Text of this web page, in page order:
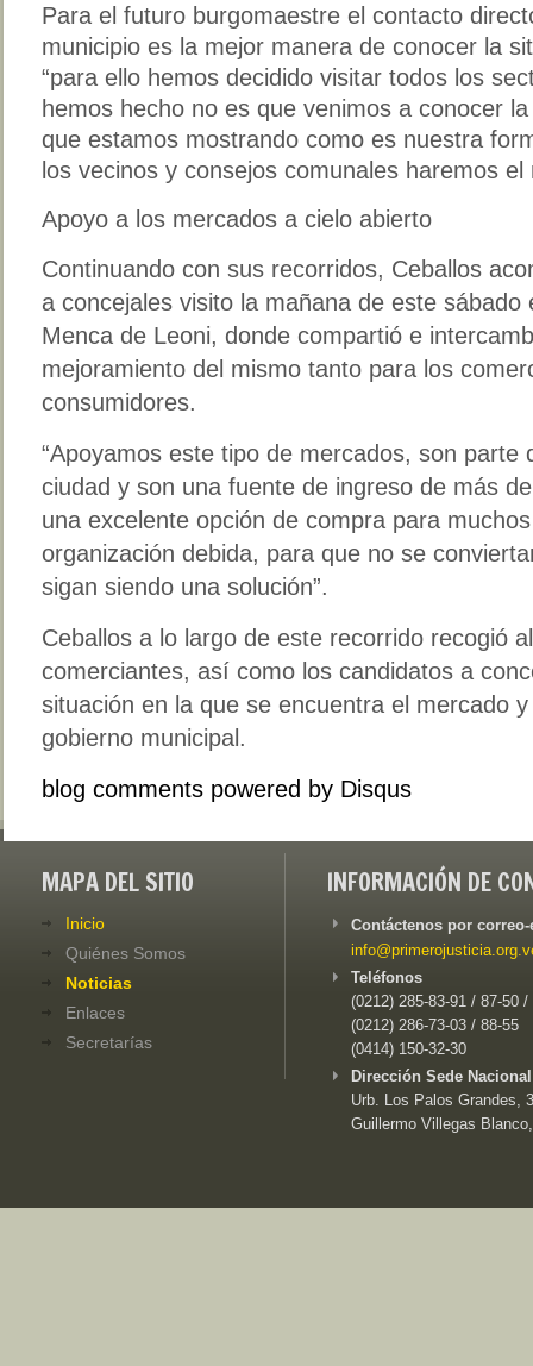
Para el futuro burgomaestre el contacto
municipio es la mejor manera de conocer la
“para ello hemos decidido visitar todos los
hemos hecho no es que venimos a conocer
que estamos mostrando como es nuestra
los vecinos y consejos comunales haremos el
Apoyo a los mercados a cielo abierto
Continuando con sus recorridos, Ceballos
a concejales visito la mañana de este sábado
Menca de Leoni, donde compartió e
mejoramiento del mismo tanto para los
consumidores.
“Apoyamos este tipo de mercados, son parte
ciudad y son una fuente de ingreso de más
una excelente opción de compra para
organización debida, para que no se
sigan siendo una solución”.
Ceballos a lo largo de este recorrido recogió
comerciantes, así como los candidatos a
situación en la que se encuentra el mercado
gobierno municipal.
blog comments powered by Disqus
MAPA DEL SITIO
Inicio
Quiénes Somos
Noticias
Enlaces
Secretarías
INFORMACIÓN DE
Contáctenos por
Teléfonos
(0212) 285-83-91 / 87-50 /
(0212) 286-73-03 / 88-55
(0414) 150-32-30
Dirección Sede
Urb. Los Palos Grandes,
Guillermo Villegas